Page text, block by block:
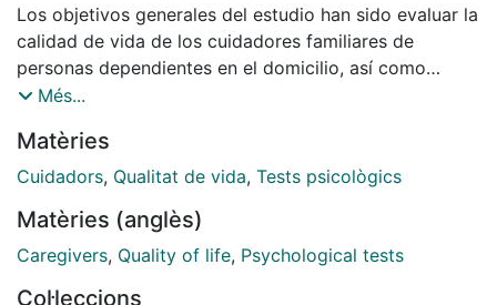
Los objetivos generales del estudio han sido evaluar la
calidad de vida de los cuidadores familiares de
personas dependientes en el domicilio, así como
elaborar y validar una versión reducida del
240 cuidadores familiares de personas dependientes
en el domicilio de la provincia de Barcelona. Las
persona dependiente y del cuidador, cuidados que
presta el cuidador para ayudar a la persona
Més...
Matèries
Cuidadors, Qualitat de vida, Tests psicològics
Matèries (anglès)
Caregivers, Quality of life, Psychological tests
Col·leccions